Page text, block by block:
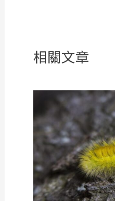
相關文章